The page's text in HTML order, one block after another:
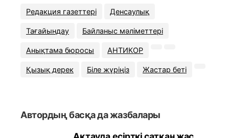
Редакция газеттері Денсаулық
Тағайындау Байланыс мәліметтері
Анықтама бюросы АНТИКОР
Қызық дерек Біле жүріңіз Жастар беті
Автордың басқа да жазбалары